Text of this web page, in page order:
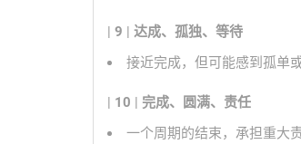
| 9 | 达成、孤独、等待
接近完成，但可能感到孤单
| 10 | 完成、圆满、责任
一个周期的结束，承担重大